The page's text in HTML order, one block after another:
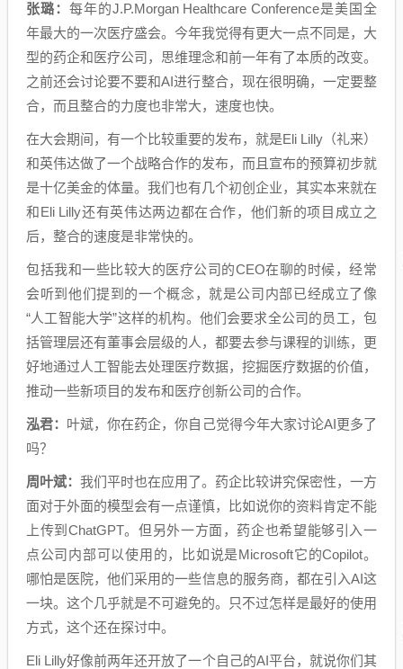
张璐： 每年的J.P.Morgan Healthcare Conference是美国全
年最大的一次医疗盛会。今年我觉得有更大一点不同是，大
型的药企和医疗公司，思维理念和前一年有了本质的改变。
之前还会讨论要不要和AI进行整合，现在很明确，一定要整
合，而且整合的力度也非常大，速度也快。
在大会期间，有一个比较重要的发布，就是Eli Lilly（礼来）
和英伟达做了一个战略合作的发布，而且宣布的预算初步就
是十亿美金的体量。我们也有几个初创企业，其实本来就在
和Eli Lilly还有英伟达两边都在合作，他们新的项目成立之
后，整合的速度是非常快的。
包括我和一些比较大的医疗公司的CEO在聊的时候，经常
会听到他们提到的一个概念，就是公司内部已经成立了像
“人工智能大学”这样的机构。他们会要求全公司的员工，包
括管理层还有董事会层级的人，都要去参与课程的训练，更
好地通过人工智能去处理医疗数据，挖掘医疗数据的价值，
推动一些新项目的发布和医疗创新公司的合作。
泓君： 叶斌，你在药企，你自己觉得今年大家讨论AI更多了
吗？
周叶斌： 我们平时也在应用了。药企比较讲究保密性，一方
面对于外面的模型会有一点谨慎，比如说你的资料肯定不能
上传到ChatGPT。但另外一方面，药企也希望能够引入一
点公司内部可以使用的，比如说是Microsoft它的Copilot。
哪怕是医院，他们采用的一些信息的服务商，都在引入AI这
一块。这个几乎就是不可避免的。只不过怎样是最好的使用
方式，这个还在探讨中。
Eli Lilly好像前两年还开放了一个自己的AI平台，就说你们其